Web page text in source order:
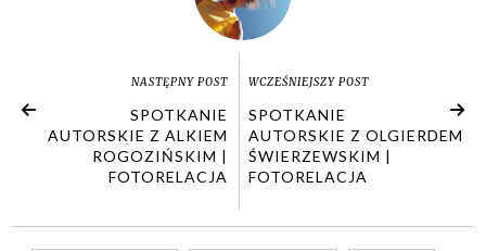
NASTĘPNY POST
SPOTKANIE
AUTORSKIE Z ALKIEM
ROGOZIŃSKIM |
FOTORELACJA
WCZEŚNIEJSZY POST
SPOTKANIE
AUTORSKIE Z OLGIERDEM
ŚWIERZEWSKIM |
FOTORELACJA